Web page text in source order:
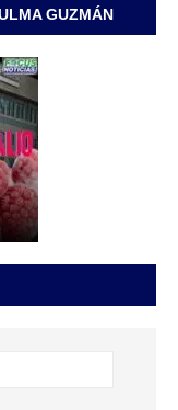
GUZMÁN